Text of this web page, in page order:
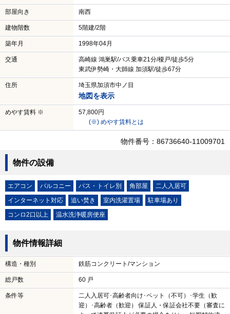
部屋向き 南西
建物階数 5階建/2階
築年月 1998年04月
交通
高崎線 鴻巣駅/バス乗車21分/榎戸/徒歩5分
東武伊勢崎・大師線 加須駅/徒歩67分
住所 埼玉県加須市中ノ目
地図を表示
めやす賃料 ※
57,800円
(※) めやす賃料とは
物件番号：86736640-11009701
物件の設備
エアコン バルコニー バス・トイレ別 角部屋
二人入居可
インターネット対応
追い焚き 室内洗濯置場
駐車場あり
コンロ2口以上
温水洗浄暖房便座
物件情報詳細
構造・種別 鉄筋コンクリート/マンション
総戸数 60 戸
条件等
二人入居可･高齢者向け･ペット（不可）･学生（歓
迎）･高齢者（歓迎） 保証人・保証会社不要（審査に